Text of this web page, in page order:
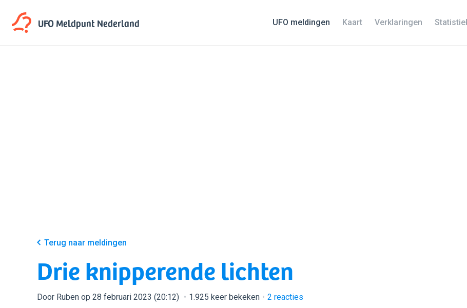
UFO MeldpuntNederland UFO meldingen Kaart Verklaringen
Terug naar meldingen
Drie knipperende lichten
Door Ruben op 28 februari 2023 (20:12) 1.925 keer bekeken 2 reacties